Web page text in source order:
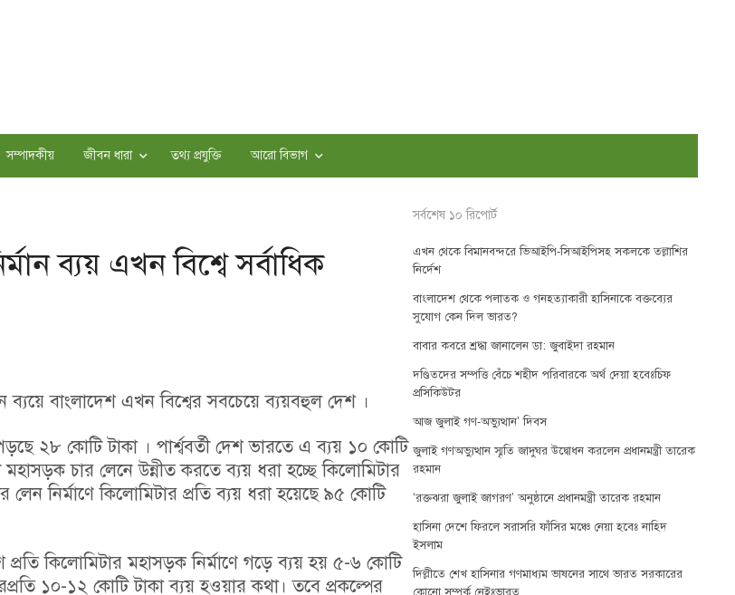
সম্পাদকীয় জীবন ধারা তথ্য প্রযুক্তি আরো বিভাগ
ব্যয় এখন বিশ্বে সর্বাধিক
ব্যয়ে বাংলাদেশ এখন বিশ্বের সবচেয়ে ব্যয়বহুল দেশ ।
২৮ কোটি টাকা । পার্শ্ববর্তী দেশ ভারতে এ ব্যয় ১০ কোটি
চার লেনে উন্নীত করতে ব্যয় ধরা হচ্ছে কিলোমিটার
নির্মাণে কিলোমিটার প্রতি ব্যয় ধরা হয়েছে ৯৫ কোটি
কিলোমিটার মহাসড়ক নির্মাণে গড়ে ব্যয় হয় ৫-৬ কোটি
১০-১২ কোটি টাকা ব্যয় হওয়ার কথা। তবে প্রকল্পের
সর্বশেষ ১০ রিপোর্ট
এখন থেকে বিমানবন্দরে ভিআইপি-সিআইপিসহ সকলকে তল্লাশির
নির্দেশ
বাংলাদেশ থেকে পলাতক ও গনহত্যাকারী হাসিনাকে বক্তব্যের
সুযোগ কেন দিল ভারত?
বাবার কবরে শ্রদ্ধা জানালেন ডা: জুবাইদা রহমান
দণ্ডিতদের সম্পত্তি বেঁচে শহীদ পরিবারকে অর্থ দেয়া হবেঃচিফ
প্রসিকিউটর
আজ জুলাই গণ-অভ্যুত্থান’ দিবস
জুলাই গণঅভ্যুত্থান স্মৃতি জাদুঘর উদ্বোধন করলেন প্রধানমন্ত্রী তারেক
রহমান
‘রক্তঝরা জুলাই জাগরণ’ অনুষ্ঠানে প্রধানমন্ত্রী তারেক রহমান
হাসিনা দেশে ফিরলে সরাসরি ফাঁসির মঞ্চে নেয়া হবেঃ নাহিদ
ইসলাম
দিল্লীতে শেখ হাসিনার গণমাধ্যম ভাষনের সাথে ভারত সরকারের